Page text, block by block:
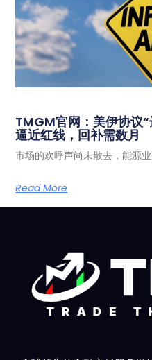
TMGM官网：美伊协议
逼近红线，回补需数月
市场的欢呼声尚未散去，能源
Read More